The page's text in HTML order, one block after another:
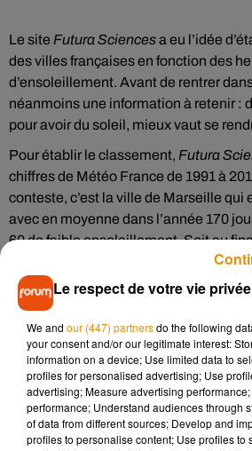
Le site Futura Sciencesa eu l’idée
des villes françaises en fonction des
d’ensoleillement. Avant de rentrer
néanmoins une information à retenir :
pour avoir du soleil, mieux vaut se
Pour établir le classement, Futura
chiffres de Météo France de 1991 à
conteste, c’est la ville de Marseille qui
avec en moyenne dans l’année 170
60 de faible ensoleillement. Soit au
En deux!ème position, on retrouve
et Montpellier. Il faut attendre la
sud de la France avec la ville de la
moyenne de 83 jours ensoleillés et
ensoleillement. Sans surprise en
ville d’Île-de-France n’est dans le
Le respect de votre vie
We and our (447) partnersdo the following
your consent and/or our legitimate interest:
information on a device; Use limited data to
profiles for personalised advertising; Use
advertising; Measure advertising
performance; Understand audiences through
of data from different sources; Develop and
profiles to personalise content; Use profiles to